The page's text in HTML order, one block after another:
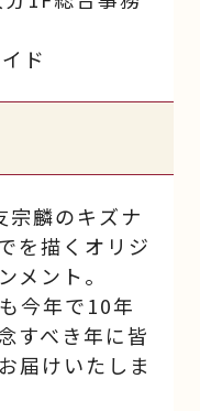
ド
宗麟のキズナ
を描くオリジ
メント。
今年で10年
すべき年に皆
届けいたしま